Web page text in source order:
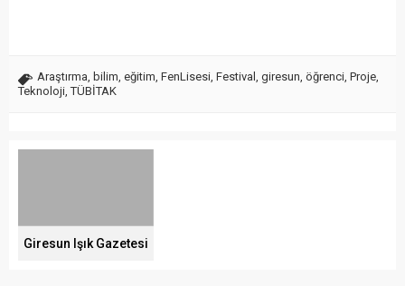
Araştırma, bilim, eğitim, FenLisesi, Festival , giresun, öğrenci, Proje,
Teknoloji,TÜBİTAK
Giresun Işık Gazetesi